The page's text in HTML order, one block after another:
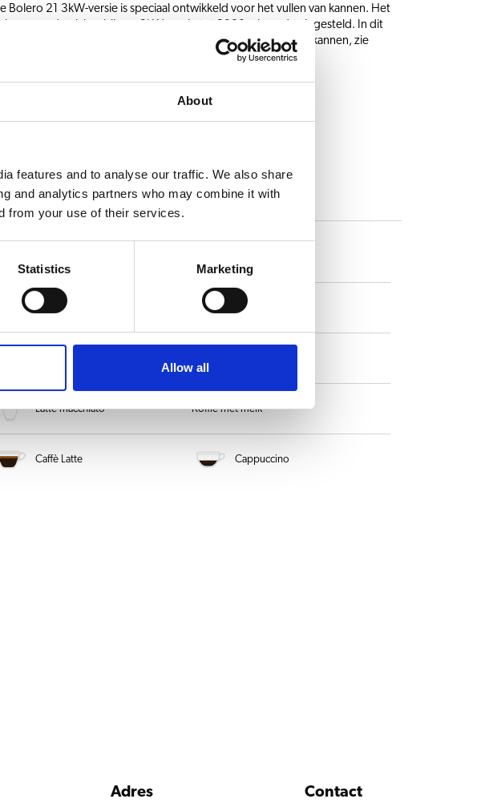
About
features and to analyse our traffic. We also share
and analytics partners who may combine it with
from your use of their services.
Statistics Marketing
Allow all
Bolero 21 3kW-versie is speciaal ontwikkeld voor het vullen van kannen. Het
per drank kan bij een 3kW-versie tot 2000 ml worden ingesteld. In dit
adviseren wij ook het verhogingstableau en onze (isoleer)kannen, zie
UIT DRANKEN
Koffie crème Dubbele Espresso
Latte macchiato Koffie met melk
Caffè Latte Cappuccino
Adres Contact